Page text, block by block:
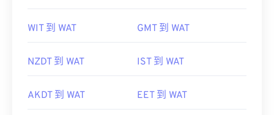
WIT 到 WAT GMT 到 WAT
NZDT 到 WAT IST 到 WAT
AKDT 到 WAT EET 到 WAT